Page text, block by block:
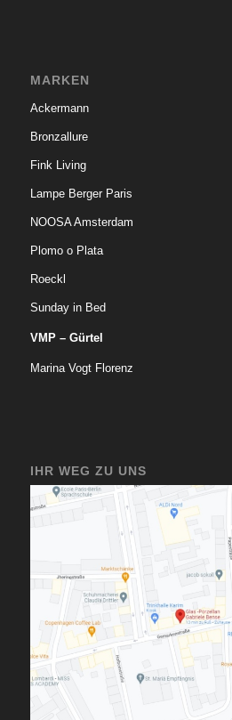
MARKEN
Ackermann
Bronzallure
Fink Living
Lampe Berger Paris
NOOSA Amsterdam
Plomo o Plata
Roeckl
Sunday in Bed
VMP – Gürtel
Marina Vogt Florenz
IHR WEG ZU UNS